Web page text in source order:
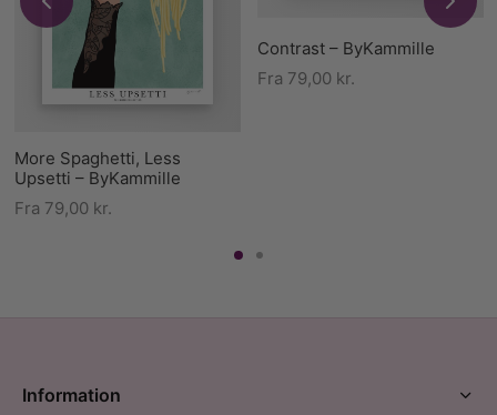
More Spaghetti, Less
Upsetti – ByKammille
Fra 79,00 kr.
Contrast – ByKammille
Fra 79,00 kr.
Information